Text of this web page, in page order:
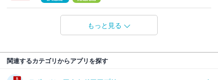
もっと見る
関連するカテゴリからアプリを探す